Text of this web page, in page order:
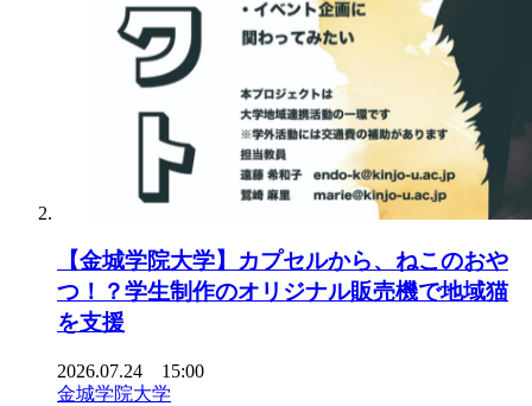
【金城学院大学】カプセルから、ねこのおや
つ！？学生制作のオリジナル販売機で地域猫
を支援
2026.07.24 15:00
金城学院大学